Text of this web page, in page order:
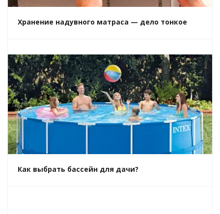
Хранение надувного матраса — дело тонкое
Как выбрать бассейн для дачи?